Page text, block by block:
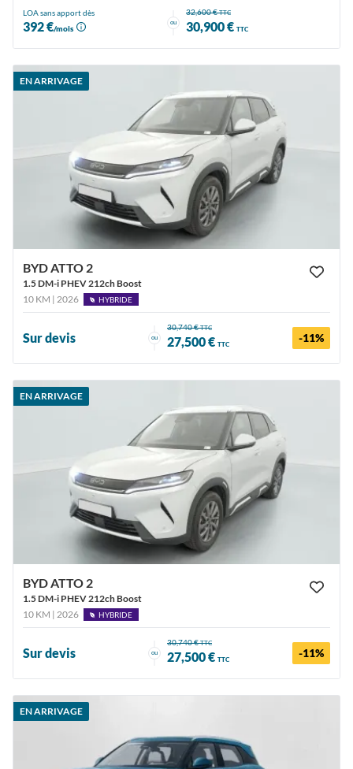
LOA sans apport dès
392 €/mois
ou
32,600 €TTC
30,900 € TTC
EN ARRIVAGE
BYD ATTO 2
1.5 DM-i PHEV 212ch Boost
10 KM | 2026
HYBRIDE
Sur devis ou
30,740 €TTC
27,500 € TTC -11%
EN ARRIVAGE
BYD ATTO 2
1.5 DM-i PHEV 212ch Boost
10 KM | 2026
HYBRIDE
Sur devis ou
30,740 €TTC
27,500 € TTC -11%
EN ARRIVAGE